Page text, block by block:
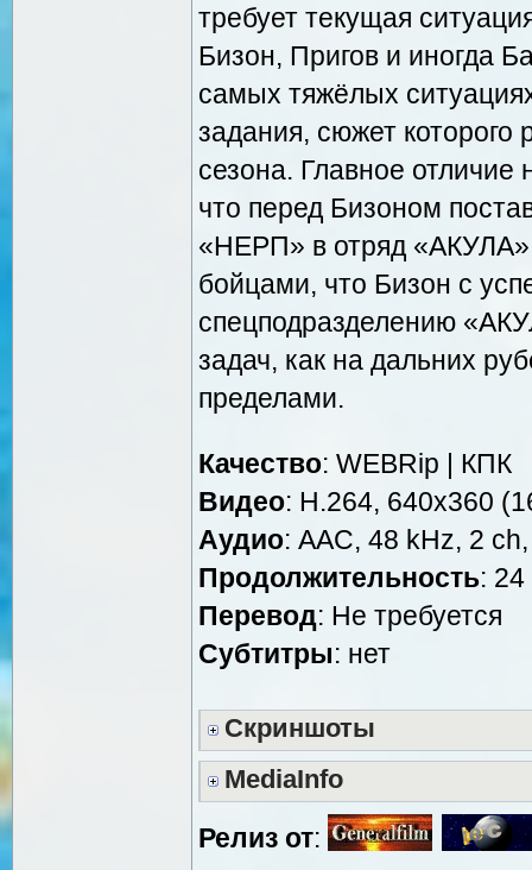
требует текущая
Бизон, Пригов и иногда
самых тяжёлых
задания, сюжет
сезона. Главное отличие
что перед Бизоном
«НЕРП» в отряд
бойцами, что Бизон с
спецподразделению
задач, как на дальних
пределами.
Качество: WEBRip | КПК
Видео: H.264, 640x360
Аудио: AAC, 48 kHz, 2
Продолжительность:
Перевод: Не требуется
Cубтитры: нет
Скриншоты
MediaInfo
Релиз от: